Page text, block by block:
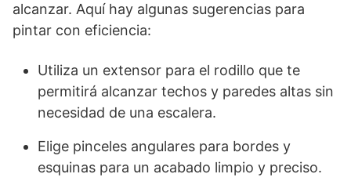
alcanzar. Aquí hay algunas sugerencias para
pintar con eficiencia:
Utiliza un extensor para el rodillo que te
permitirá alcanzar techos y paredes altas sin
necesidad de una escalera.
Elige pinceles angulares para bordes y
esquinas para un acabado limpio y preciso.